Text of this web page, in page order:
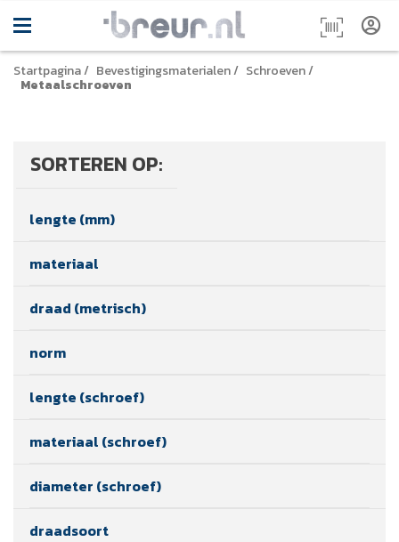
Startpagina/ Bevestigingsmaterialen/ Schroeven/
Metaalschroeven
SORTEREN OP:
lengte (mm)
materiaal
draad (metrisch)
norm
lengte (schroef)
materiaal (schroef)
diameter (schroef)
draadsoort